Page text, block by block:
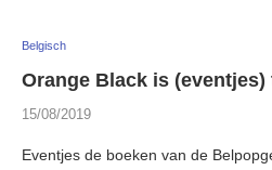
Belgisch
Orange Black is (eventjes)
15/08/2019
Eventjes de boeken van de